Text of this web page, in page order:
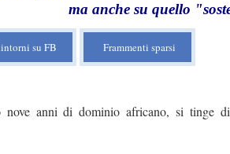
ma anche su quello
su FB Frammenti sparsi
anni di dominio africano, si tinge